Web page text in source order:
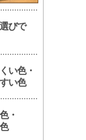
びで
い色・
い色
・